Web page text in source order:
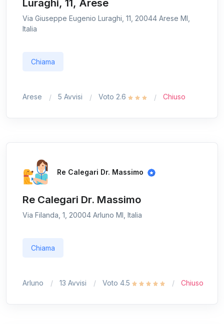
Luraghi, 11, Arese
Via Giuseppe Eugenio Luraghi, 11, 20044 Arese MI,
Italia
Chiama
Arese 5 Avvisi Voto 2.6 Chiuso
Re Calegari Dr. Massimo
Re Calegari Dr. Massimo
Via Filanda, 1, 20004 Arluno MI, Italia
Chiama
Arluno 13 Avvisi Voto 4.5 Chiuso